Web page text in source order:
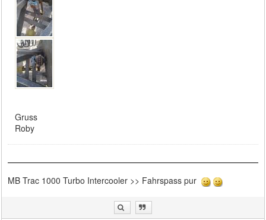
Gruss
Roby
MB Trac 1000 Turbo Intercooler >> Fahrspass pur